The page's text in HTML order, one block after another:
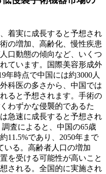
着実に成長すると予想され
の増加、高齢化、慢性疾患
口動態の傾向など、いくつ
ています。国際美容形成外
年時点で中国には約3000人
科医の多さから、中国では
ると予想されます。手術の
わずかな侵襲的であるた
急速に成長すると予想され
査によると、中国の65歳
11.5%であり、2050年まで
いる。高齢者人口の増加
を受ける可能性が高いこと
される。全国的に実施され